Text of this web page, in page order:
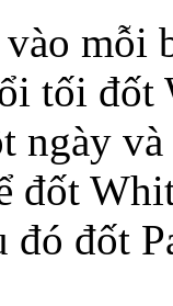
mỗi
tối đốt
ngày
đốt
đó đốt